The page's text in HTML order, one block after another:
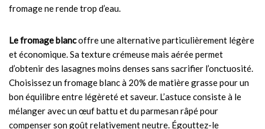
fromage ne rende trop d’eau.
Le fromage blancoffre une alternative particulièrement légère
et économique. Sa texture crémeuse mais aérée permet
d’obtenir des lasagnes moins denses sans sacrifier l’onctuosité.
Choisissez un fromage blanc à 20% de matière grasse pour un
bon équilibre entre légèreté et saveur. L’astuce consiste à le
mélanger avec un œuf battu et du parmesan râpé pour
compenser son goût relativement neutre. Égouttez-le